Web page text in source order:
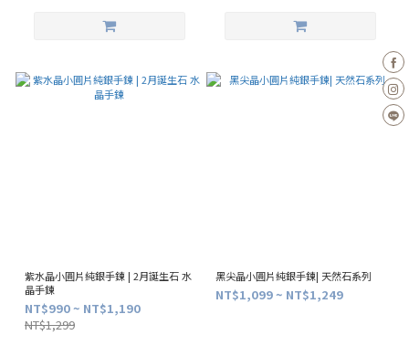
紫水晶小圓片純銀手鍊 | 2月誕生石 水
晶手鍊
NT$990 ~ NT$1,190
NT$1,299
黑尖晶小圓片純銀手鍊| 天然石系列
NT$1,099 ~ NT$1,249